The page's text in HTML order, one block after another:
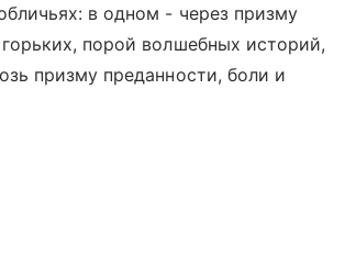
в одном - через призму
порой волшебных историй,
призму преданности, боли и